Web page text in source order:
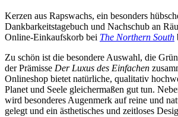
Kerzen aus Rapswachs, ein besonders
Dankbarkeitstagebuch und Nachschub an
Online-Einkaufskorb bei The Northern South
Zu schön ist die besondere Auswahl, die
der Prämisse Der Luxus des Einfachen
Onlineshop bietet natürliche, qualitativ
Planet und Seele gleichermaßen gut tun.
wird besonderes Augenmerk auf reine und
gelegt und ein ästhetisches und zeitloses